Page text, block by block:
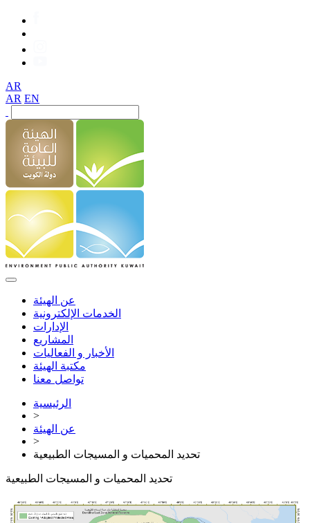
AR
AR EN
عن الهيئة
الخدمات الإلكترونية
الإدارات
المشاريع
الأخبار و الفعاليات
مكتبة الهيئة
تواصل معنا
الرئيسية
>
عن الهيئة
>
تحديد المحميات و المسيجات الطبيعية
تحديد المحميات و المسيجات الطبيعية